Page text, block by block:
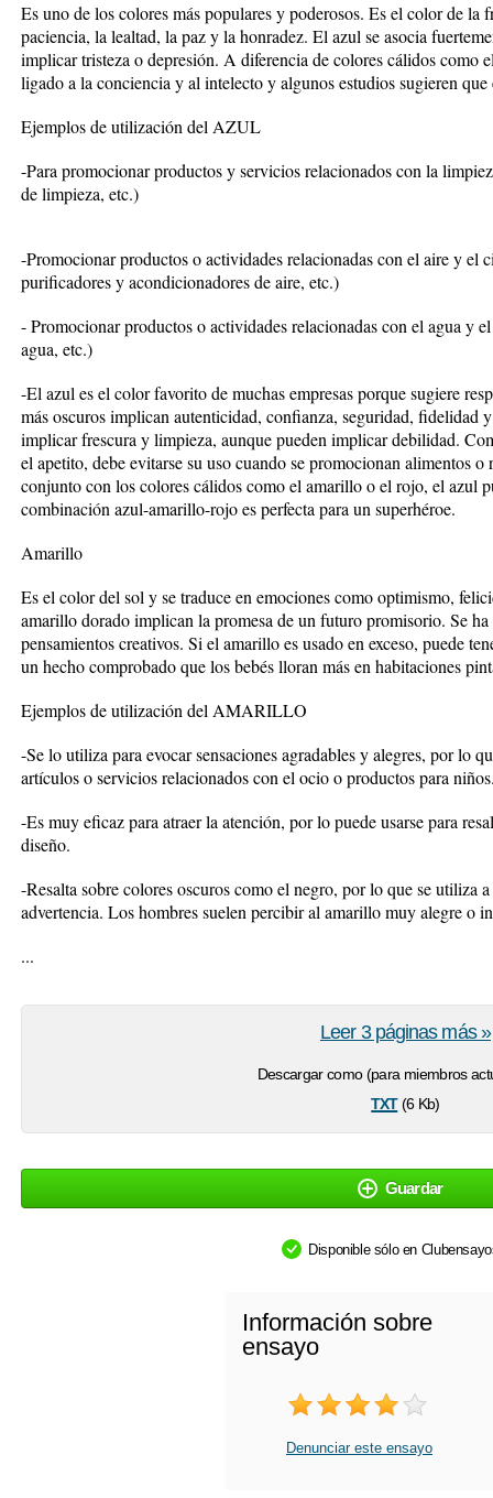
Es uno de los colores más populares y poderosos. Es el color de la
paciencia, la lealtad, la paz y la honradez. El azul se asocia
implicar tristeza o depresión. A diferencia de colores cálidos como
ligado a la conciencia y al intelecto y algunos estudios sugieren que
Ejemplos de utilización del AZUL
-Para promocionar productos y servicios relacionados con la
de limpieza, etc.)
-Promocionar productos o actividades relacionadas con el aire y el
purificadores y acondicionadores de aire, etc.)
- Promocionar productos o actividades relacionadas con el agua y
agua, etc.)
-El azul es el color favorito de muchas empresas porque sugiere
más oscuros implican autenticidad, confianza, seguridad, fidelidad
implicar frescura y limpieza, aunque pueden implicar debilidad.
el apetito, debe evitarse su uso cuando se promocionan alimentos o
conjunto con los colores cálidos como el amarillo o el rojo, el azul
combinación azul-amarillo-rojo es perfecta para un superhéroe.
Amarillo
Es el color del sol y se traduce en emociones como optimismo,
amarillo dorado implican la promesa de un futuro promisorio. Se
pensamientos creativos. Si el amarillo es usado en exceso, puede
un hecho comprobado que los bebés lloran más en habitaciones
Ejemplos de utilización del AMARILLO
-Se lo utiliza para evocar sensaciones agradables y alegres, por lo
artículos o servicios relacionados con el ocio o productos para
-Es muy eficaz para atraer la atención, por lo puede usarse para
diseño.
-Resalta sobre colores oscuros como el negro, por lo que se utiliza
advertencia. Los hombres suelen percibir al amarillo muy alegre o
...
Descargar como (para miembros
txt(6 Kb)
Leer 3 páginas más »
Guardar
Disponible sólo en
Información sobre
ensayo
Denunciar este ensayo